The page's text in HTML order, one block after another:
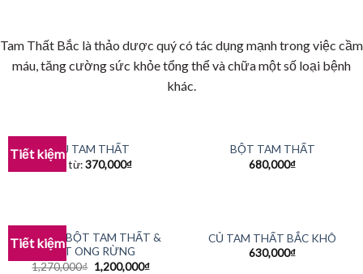
Tam Thất Bắc là thảo dược quý có tác dụng mạnh trong việc cầm
máu, tăng cường sức khỏe tổng thể và chữa một số loại bệnh
khác.
Tiết kiệmNỤ TAM THẤT
Giá từ:370,000₫
BỘT TAM THẤT
680,000₫
Tiết kiệm
COMBO BỘT TAM THẤT &
MẬT ONG RỪNG
1,270,000₫ 1,200,000₫
CỦ TAM THẤT BẮC KHÔ
630,000₫